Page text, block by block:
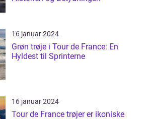
16 januar 2024
Grøn trøje i Tour de France: En
Hyldest til Sprinterne
16 januar 2024
Tour de France trøjer er ikoniske